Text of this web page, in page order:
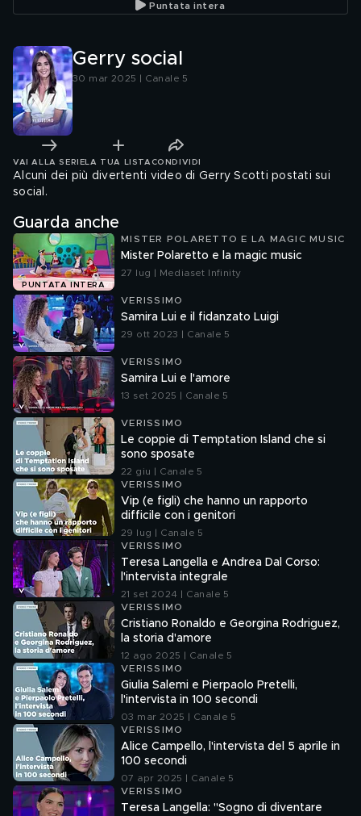
Puntata intera
Gerry social
30 mar 2025 | Canale 5
VAI ALLA SERIE LA TUA LISTA CONDIVIDI
Alcuni dei più divertenti video di Gerry Scotti postati sui
social.
Guarda anche
PUNTATA INTERA
MISTER POLARETTO E LA MAGIC MUSIC
Mister Polaretto e la magic music
27 lug | Mediaset Infinity
VERISSIMO
Samira Lui e il fidanzato Luigi
29 ott 2023 | Canale 5
VERISSIMO
Samira Lui e l'amore
13 set 2025 | Canale 5
VERISSIMO
Le coppie di Temptation Island che si
sono sposate
22 giu | Canale 5
VERISSIMO
Vip (e figli) che hanno un rapporto
difficile con i genitori
29 lug | Canale 5
VERISSIMO
Teresa Langella e Andrea Dal Corso:
l'intervista integrale
21 set 2024 | Canale 5
VERISSIMO
Cristiano Ronaldo e Georgina Rodriguez,
la storia d'amore
12 ago 2025 | Canale 5
VERISSIMO
Giulia Salemi e Pierpaolo Pretelli,
l'intervista in 100 secondi
03 mar 2025 | Canale 5
VERISSIMO
Alice Campello, l'intervista del 5 aprile in
100 secondi
07 apr 2025 | Canale 5
VERISSIMO
Teresa Langella: "Sogno di diventare